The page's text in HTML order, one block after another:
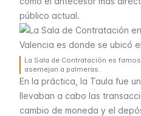
público actual.
La Sala de Contratación es
asemejan a palmeras.
En la práctica, la Taula fue
llevaban a cabo las
cambio de moneda y el